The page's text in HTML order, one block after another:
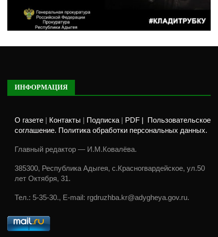
ИНФОРМАЦИЯ
О газете | Контакты | Подписка | PDF | Пользовательское
соглашение. Политика обработки персональных данных.
Главный редактор — И.М.Ковалёва.
385300, Республика Адыгея, с.Красногвардейское, ул.50
лет Октября, 31.
Тел.: 5-35-30., E-mail: rgdruzhba.kr@adygheya.gov.ru.